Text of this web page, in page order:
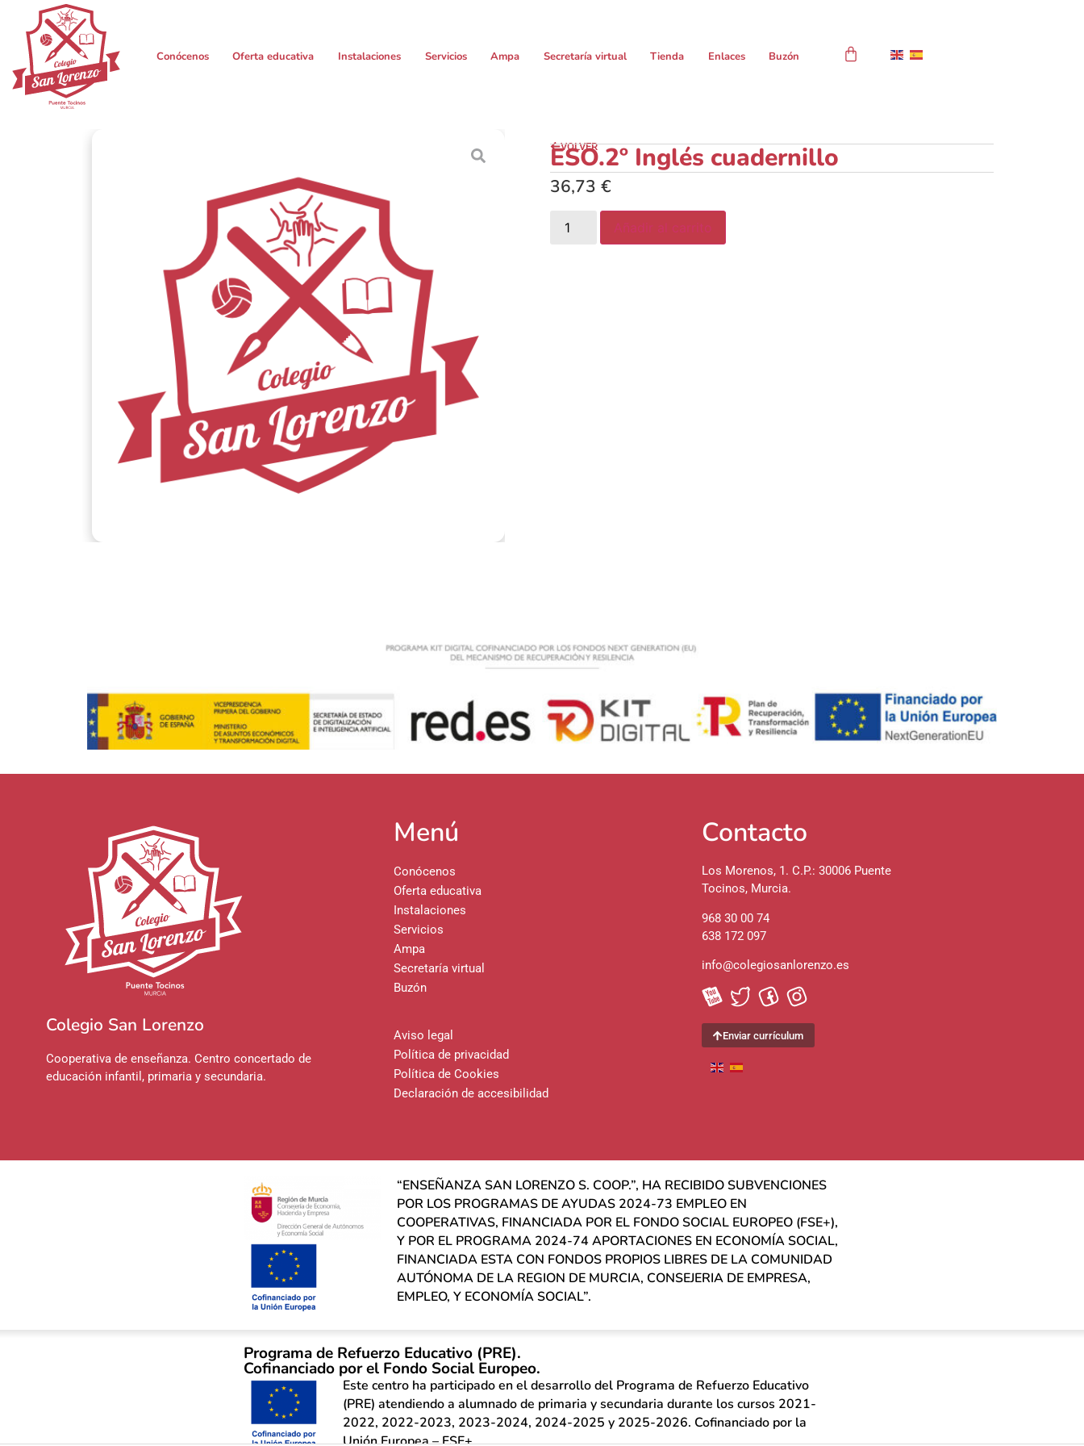
Conócenos Oferta educativa Instalaciones Servicios Ampa Secretaría virtual Tienda Enlaces Buzón
VOLVER
ESO.2º Inglés cuadernillo
36,73 €
Añadir al carrito
Colegio San Lorenzo
Cooperativa de enseñanza. Centro concertado de
educación infantil, primaria y secundaria.
Menú
Conócenos
Oferta educativa
Instalaciones
Servicios
Ampa
Secretaría virtual
Buzón
Aviso legal
Política de privacidad
Política de Cookies
Declaración de accesibilidad
Contacto
Los Morenos, 1. C.P.: 30006 Puente
Tocinos, Murcia.
968 30 00 74
638 172 097
info@colegiosanlorenzo.es
Enviar currículum
“ENSEÑANZA SAN LORENZO S. COOP.”, HA RECIBIDO SUBVENCIONES
POR LOS PROGRAMAS DE AYUDAS 2024-73 EMPLEO EN
COOPERATIVAS, FINANCIADA POR EL FONDO SOCIAL EUROPEO (FSE+),
Y POR EL PROGRAMA 2024-74 APORTACIONES EN ECONOMÍA SOCIAL,
FINANCIADA ESTA CON FONDOS PROPIOS LIBRES DE LA COMUNIDAD
AUTÓNOMA DE LA REGION DE MURCIA, CONSEJERIA DE EMPRESA,
EMPLEO, Y ECONOMÍA SOCIAL”.
Programa de Refuerzo Educativo (PRE).
Cofinanciado por el Fondo Social Europeo.
Este centro ha participado en el desarrollo del Programa de Refuerzo Educativo
(PRE) atendiendo a alumnado de primaria y secundaria durante los cursos 2021-
2022, 2022-2023, 2023-2024, 2024-2025 y 2025-2026. Cofinanciado por la
Unión Europea – FSE+.